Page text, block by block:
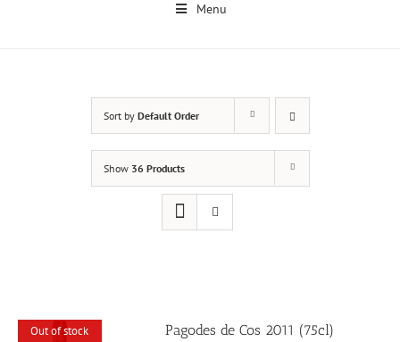
Menu
Sort by Default Order
Show 36 Products
Out of stock Pagodes de Cos 2011 (75cl)